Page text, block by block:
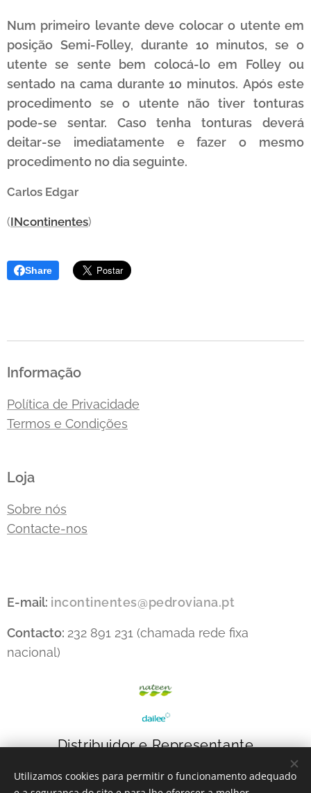
Num primeiro levante deve colocar o utente em
posição Semi-Folley, durante 10 minutos, se o
utente se sente bem colocá-lo em Folley ou
sentado na cama durante 10 minutos.Após este
procedimento se o utente não tiver tonturas
pode-se sentar. Caso tenha tonturas deverá
deitar-se imediatamente e fazer o mesmo
procedimento no dia seguinte.
Carlos Edgar
(INcontinentes)
Share
Informação
Política de Privacidade
Termos e Condições
Loja
Sobre nós
Contacte-nos
E-mail: incontinentes@pedroviana.pt
Contacto: 232 891 231 (chamada rede fixa
nacional)
Distribuidor e Representante
Utilizamos cookies para permitir o funcionamento adequado